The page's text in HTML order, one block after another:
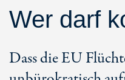
Wer darf
Dass die EU